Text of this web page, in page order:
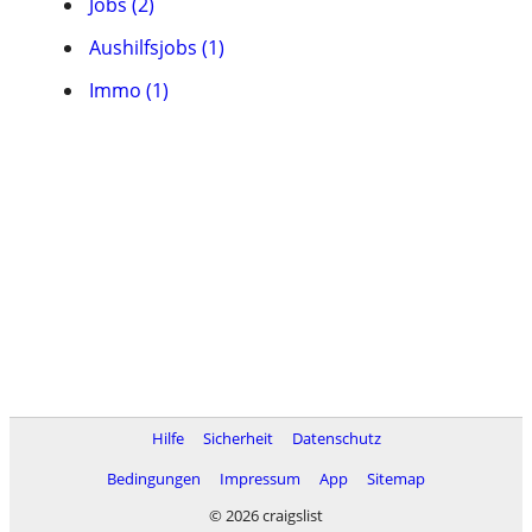
Aushilfsjobs (1)
Immo (1)
Hilfe Sicherheit
Datenschutz
Bedingungen
Impressum App
Sitemap
© 2026 craigslist